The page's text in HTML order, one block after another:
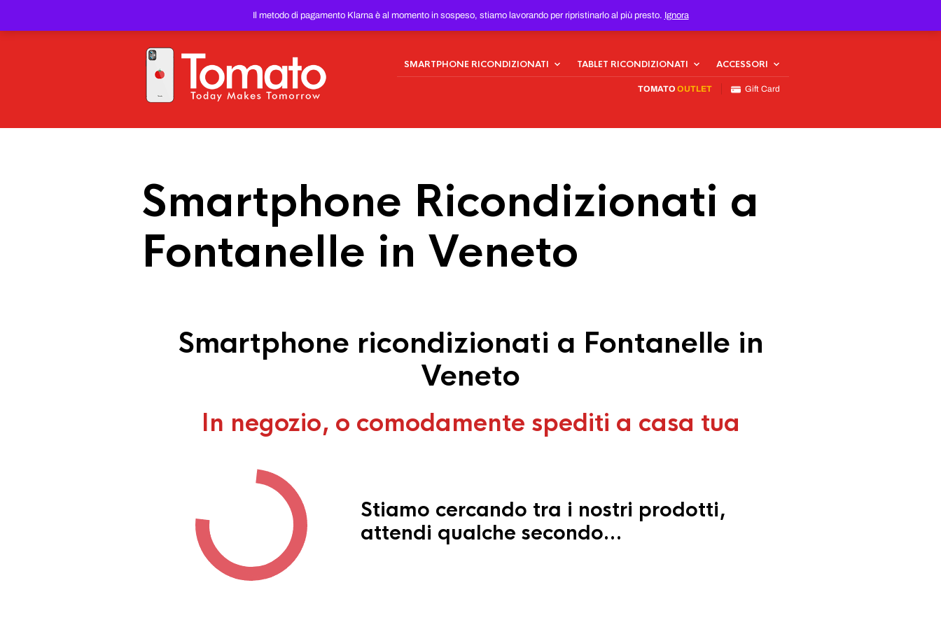
Il metodo di pagamento Klarna è al momento in sospeso, stiamo lavorando per ripristinarlo al più presto. Ignora
PREZZO DEL WEB!
SMARTPHONE RICONDIZIONATI TABLET RICONDIZIONATI ACCESSORI
TOMATO OUTLET Gift Card
Smartphone Ricondizionati a
Fontanelle in Veneto
Smartphone ricondizionati a Fontanelle in
Veneto
In negozio, o comodamente spediti a casa tua
Stiamo cercando tra i nostri prodotti,
attendi qualche secondo…